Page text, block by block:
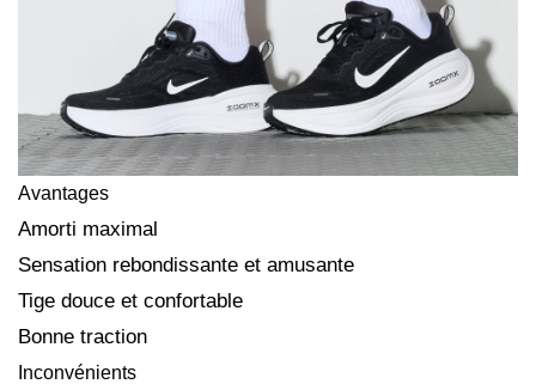
Avantages
Amorti maximal
Sensation rebondissante et amusante
Tige douce et confortable
Bonne traction
Inconvénients